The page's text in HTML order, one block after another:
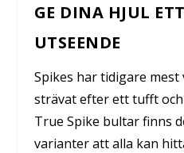
GE DINA HJUL
UTSEENDE
Spikes har tidigare
strävat efter ett tufft
True Spike bultar finns
varianter att alla kan